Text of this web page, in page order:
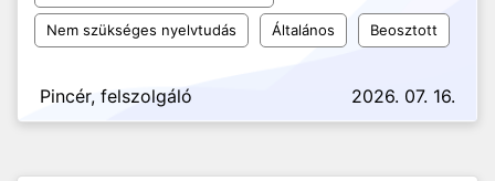
Nem szükséges nyelvtudás Általános Beosztott
Pincér, felszolgáló 2026. 07. 16.